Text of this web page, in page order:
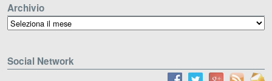
Archivio
Archivio
Social Network